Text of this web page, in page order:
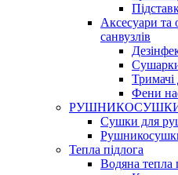
Аксесуари та
санвузлів
Фени
Сушки для
Тепла підлога
Водяна тепла